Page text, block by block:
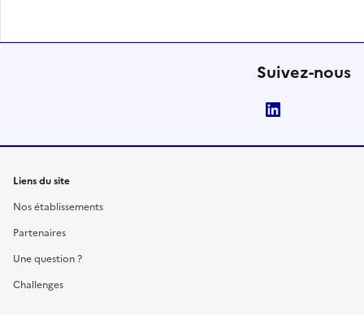
Suivez-nous
Liens du site
Nos établissements
Partenaires
Une question ?
Challenges